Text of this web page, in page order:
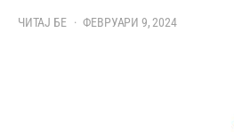
ЧИТАЈ БЕ ФЕВРУАРИ 9, 2024